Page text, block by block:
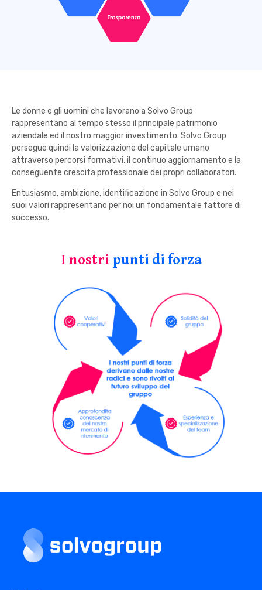
Le donne e gli uomini che lavorano a Solvo Group
rappresentano al tempo stesso il principale patrimonio
aziendale ed il nostro maggior investimento. Solvo Group
persegue quindi la valorizzazione del capitale umano
attraverso percorsi formativi, il continuo aggiornamento e la
conseguente crescita professionale dei propri collaboratori.
Entusiasmo, ambizione, identificazione in Solvo Group e nei
suoi valori rappresentano per noi un fondamentale fattore di
successo.
I nostri punti di forza